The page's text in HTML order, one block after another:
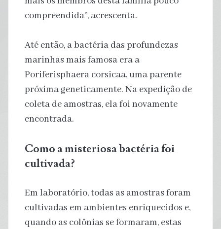
compreendida”, acrescenta.
Até então, a bactéria das profundezas
marinhas mais famosa era a
Poriferisphaera corsicaa, uma parente
próxima geneticamente. Na expedição de
coleta de amostras, ela foi novamente
encontrada.
Como a misteriosa bactéria foi
cultivada?
Em laboratório, todas as amostras foram
cultivadas em ambientes enriquecidos e,
quando as colônias se formaram, estas